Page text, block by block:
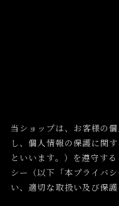
当ショップは、お客様の
し、個人情報の保護に関
といいます。）を遵守す
シー（以下「本プライバ
い、適切な取扱い及び保護